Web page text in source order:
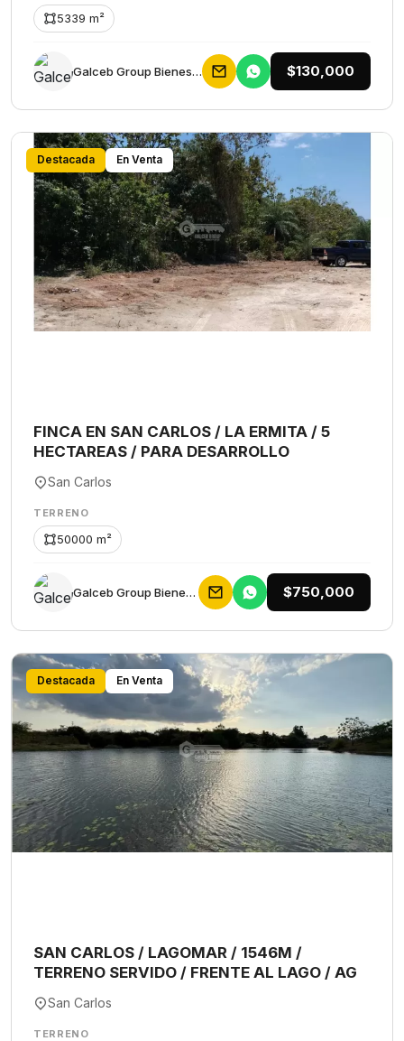
5339 m²
Galceb Group Bienes Raices $130,000
Destacada En Venta
FINCA EN SAN CARLOS / LA ERMITA / 5
HECTAREAS / PARA DESARROLLO
San Carlos
TERRENO
50000 m²
Galceb Group Bienes Raices $750,000
Destacada En Venta
SAN CARLOS / LAGOMAR / 1546M /
TERRENO SERVIDO / FRENTE AL LAGO / AG
San Carlos
TERRENO